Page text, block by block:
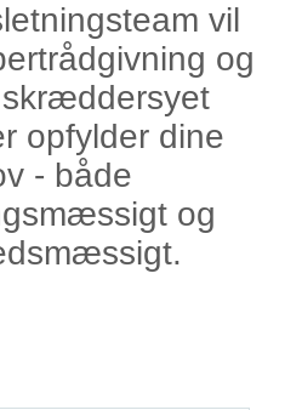
vil
og
opfylder dine
- både
og